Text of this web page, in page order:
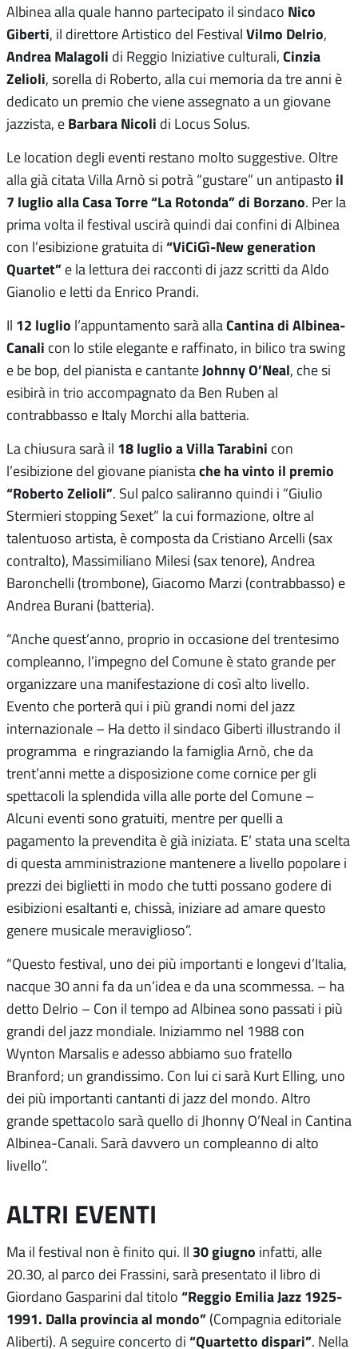
Albinea alla quale hanno partecipato il sindaco Nico
Giberti, il direttore Artistico del Festival Vilmo Delrio,
Andrea Malagoli di Reggio Iniziative culturali, Cinzia
Zelioli, sorella di Roberto, alla cui memoria da tre anni è
dedicato un premio che viene assegnato a un giovane
jazzista, e Barbara Nicoli di Locus Solus.
Le location degli eventi restano molto suggestive. Oltre
alla già citata Villa Arnò si potrà “gustare” un antipasto il
7 luglio alla Casa Torre “La Rotonda” di Borzano. Per la
prima volta il festival uscirà quindi dai confini di Albinea
con l’esibizione gratuita di “ViCiGì-New generation
Quartet” e la lettura dei racconti di jazz scritti da Aldo
Gianolio e letti da Enrico Prandi.
Il 12 luglio l’appuntamento sarà allaCantina di Albinea-
Canali con lo stile elegante e raffinato, in bilico tra swing
e be bop, del pianista e cantanteJohnny O’Neal, che si
esibirà in trio accompagnato da Ben Ruben al
contrabbasso e Italy Morchi alla batteria.
La chiusura sarà il 18 luglio a Villa Tarabini con
l’esibizione del giovane pianistache ha vinto il premio
“Roberto Zelioli”. Sul palco saliranno quindi i “Giulio
Stermieri stopping Sexet” la cui formazione, oltre al
talentuoso artista, è composta da Cristiano Arcelli (sax
contralto), Massimiliano Milesi (sax tenore), Andrea
Baronchelli (trombone), Giacomo Marzi (contrabbasso) e
Andrea Burani (batteria).
“Anche quest’anno, proprio in occasione del trentesimo
compleanno, l’impegno del Comune è stato grande per
organizzare una manifestazione di così alto livello.
Evento che porterà qui i più grandi nomi del jazz
internazionale – Ha detto il sindaco Giberti illustrando il
programma e ringraziando la famiglia Arnò, che da
trent’anni mette a disposizione come cornice per gli
spettacoli la splendida villa alle porte del Comune –
Alcuni eventi sono gratuiti, mentre per quelli a
pagamento la prevendita è già iniziata. E’ stata una scelta
di questa amministrazione mantenere a livello popolare i
prezzi dei biglietti in modo che tutti possano godere di
esibizioni esaltanti e, chissà, iniziare ad amare questo
genere musicale meraviglioso”.
“Questo festival, uno dei più importanti e longevi d’Italia,
nacque 30 anni fa da un’idea e da una scommessa. – ha
detto Delrio – Con il tempo ad Albinea sono passati i più
grandi del jazz mondiale. Iniziammo nel 1988 con
Wynton Marsalis e adesso abbiamo suo fratello
Branford; un grandissimo. Con lui ci sarà Kurt Elling, uno
dei più importanti cantanti di jazz del mondo. Altro
grande spettacolo sarà quello di Jhonny O’Neal in Cantina
Albinea-Canali. Sarà davvero un compleanno di alto
livello”.
ALTRI EVENTI
Ma il festival non è finito qui. Il 30 giugno infatti, alle
20.30, al parco dei Frassini, sarà presentato il libro di
Giordano Gasparini dal titolo “Reggio Emilia Jazz 1925-
1991. Dalla provincia al mondo” (Compagnia editoriale
Aliberti). A seguire concerto di “Quartetto dispari”. Nella